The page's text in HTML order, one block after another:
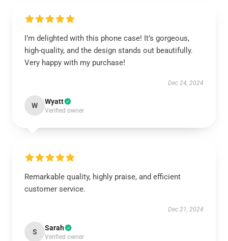
I’m delighted with this phone case! It’s gorgeous,
high-quality, and the design stands out beautifully.
Very happy with my purchase!
Dec 24, 2024
W Wyatt
Verified owner
Remarkable quality, highly praise, and efficient
customer service.
Dec 21, 2024
S Sarah
Verified owner